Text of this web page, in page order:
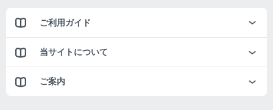
ご利用ガイド
当サイトについて
ご案内